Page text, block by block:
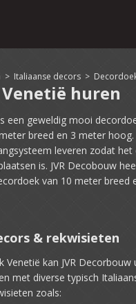
> Italiaanse decors >
huren
een geweldig mooi
breed en 3 meter
leveren zodat het
is. JVR Decobouw
van 10 meter breed
& rekwisieten
Venetië kan JVR Decorbouw
met diverse typisch
zoals: